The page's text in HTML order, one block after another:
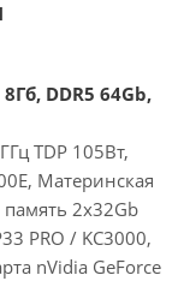
DDR5 64Gb,
TDP 105Вт,
Материнская
память 2x32Gb
PRO / KC3000,
nVidia GeForce